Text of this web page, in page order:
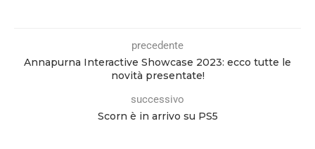
precedente
Annapurna Interactive Showcase 2023: ecco tutte le
novità presentate!
successivo
Scorn è in arrivo su PS5